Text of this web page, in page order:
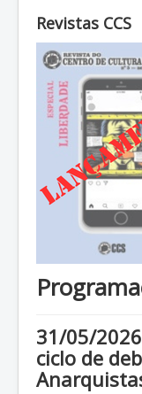
Revistas CCS
31/05/
ciclo de